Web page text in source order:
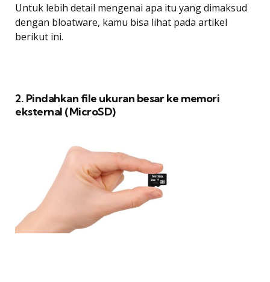
Untuk lebih detail mengenai apa itu yang dimaksud
dengan bloatware, kamu bisa lihat pada artikel
berikut ini.
2. Pindahkan file ukuran besar ke memori
eksternal (MicroSD)